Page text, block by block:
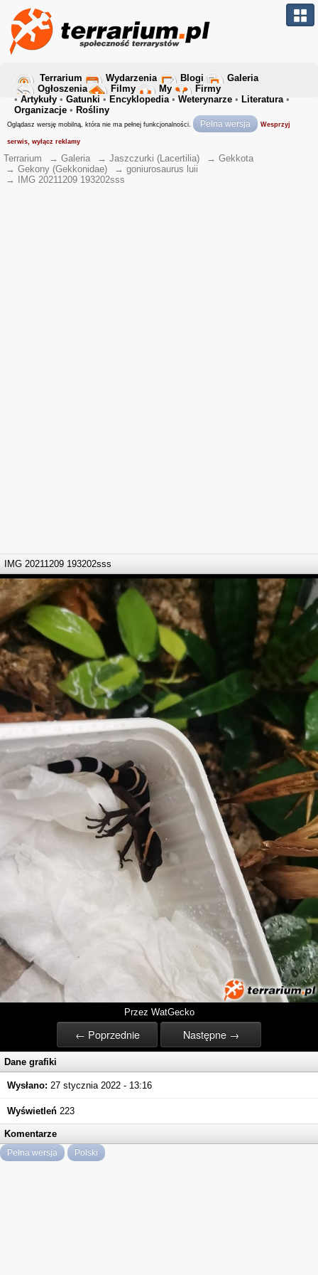
Terrarium Wydarzenia Blogi
Galeria
Ogłoszenia
Filmy My
Firmy
• Artykuły • Gatunki • Encyklopedia• Weterynarze • Literatura•
Organizacje • Rośliny
Oglądasz wersję mobilną, która nie ma pełnej funkcjonalności. Pełna wersja Wesprzyj
serwis, wyłącz reklamy
Terrarium → Galeria → Jaszczurki (Lacertilia) → Gekkota
→ Gekony (Gekkonidae) → goniurosaurus luii
→
IMG 20211209 193202sss
IMG 20211209 193202sss
Przez WatGecko
← Poprzednie Następne →
Dane grafiki
Wysłano: 27 stycznia 2022 - 13:16
Wyświetleń 223
Komentarze
Pełna wersja Polski